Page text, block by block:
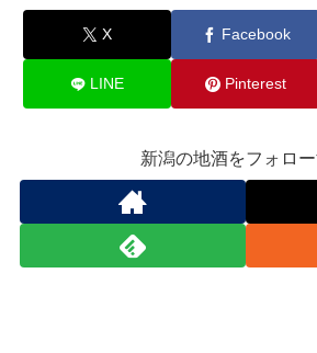
X Facebook
LINE Pinterest
新潟の地酒をフォロ